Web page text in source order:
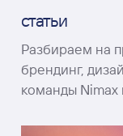
статьи
Разбираем на
брендинг,
команды Nimax